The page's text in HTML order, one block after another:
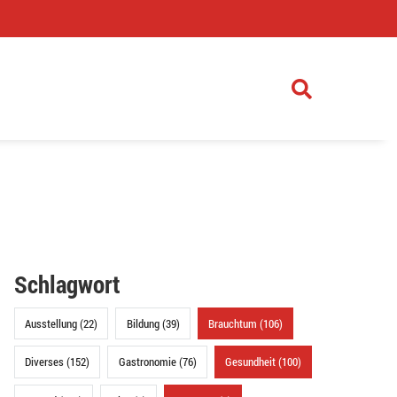
Schlagwort
Ausstellung (22) Bildung (39) Brauchtum (106)
Diverses (152) Gastronomie (76) Gesundheit (100)